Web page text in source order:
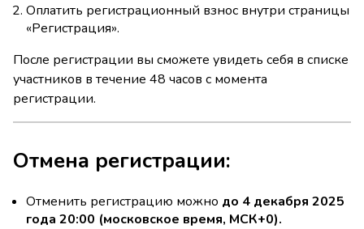
Оплатить регистрационный взнос внутри страницы
«Регистрация».
После регистрации вы сможете увидеть себя в списке
участников в течение 48 часов с момента
регистрации.
Отмена регистрации:
Отменить регистрацию можно до 4 декабря 2025
года 20:00 (московское время, МСК+0).